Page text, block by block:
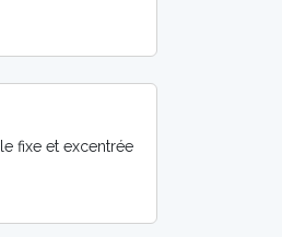
fixe et excentrée